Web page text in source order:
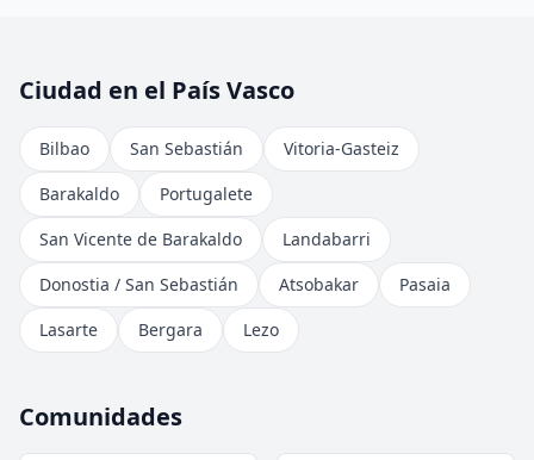
Ciudad en el País Vasco
Bilbao San Sebastián
Vitoria-Gasteiz
Barakaldo
Portugalete
San Vicente de Barakaldo
Landabarri
Donostia / San Sebastián
Atsobakar
Pasaia
Lasarte
Bergara Lezo
Comunidades